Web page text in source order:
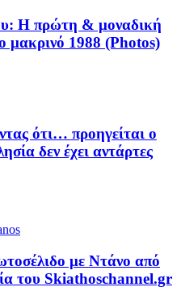
Η πρώτη & μοναδική
μακρινό 1988 (Photos)
ότι… προηγείται ο
δεν έχει αντάρτες
με Ντάνο από
του Skiathoschannel.gr